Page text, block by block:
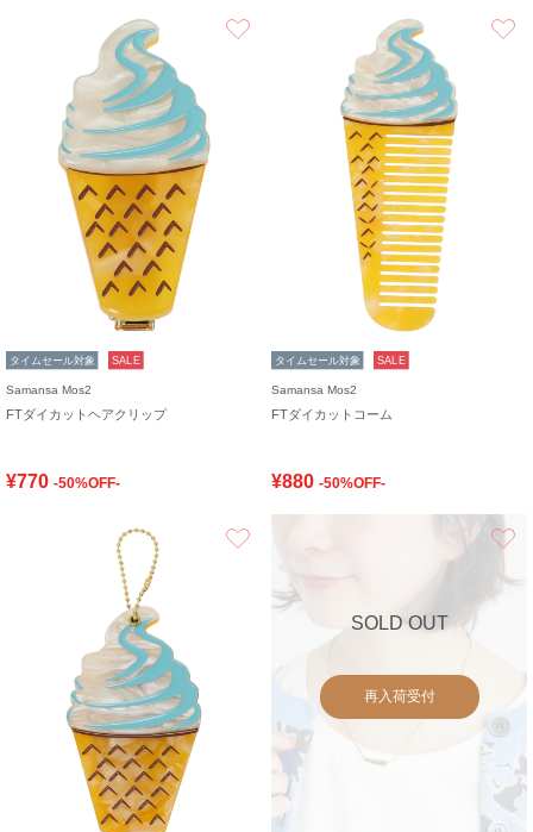
タイムセール対象 SALE
Samansa Mos2
FTダイカットヘアクリップ
¥770 -50%OFF-
タイムセール対象 SALE
Samansa Mos2
FTダイカットコーム
¥880 -50%OFF-
SOLD OUT
再入荷受付